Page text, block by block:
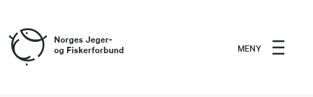
MENY